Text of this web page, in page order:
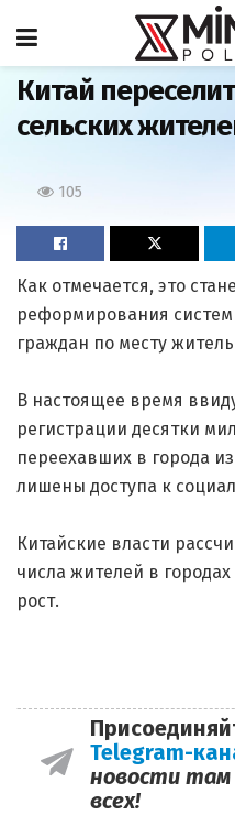
Главная
Китай
сельских
105
Как отмечается, это
реформирования
граждан по месту
В настоящее время
регистрации десятки
переехавших в города
лишены доступа к
Китайские власти
числа жителей в
рост.
Telegram-
новости
всех!